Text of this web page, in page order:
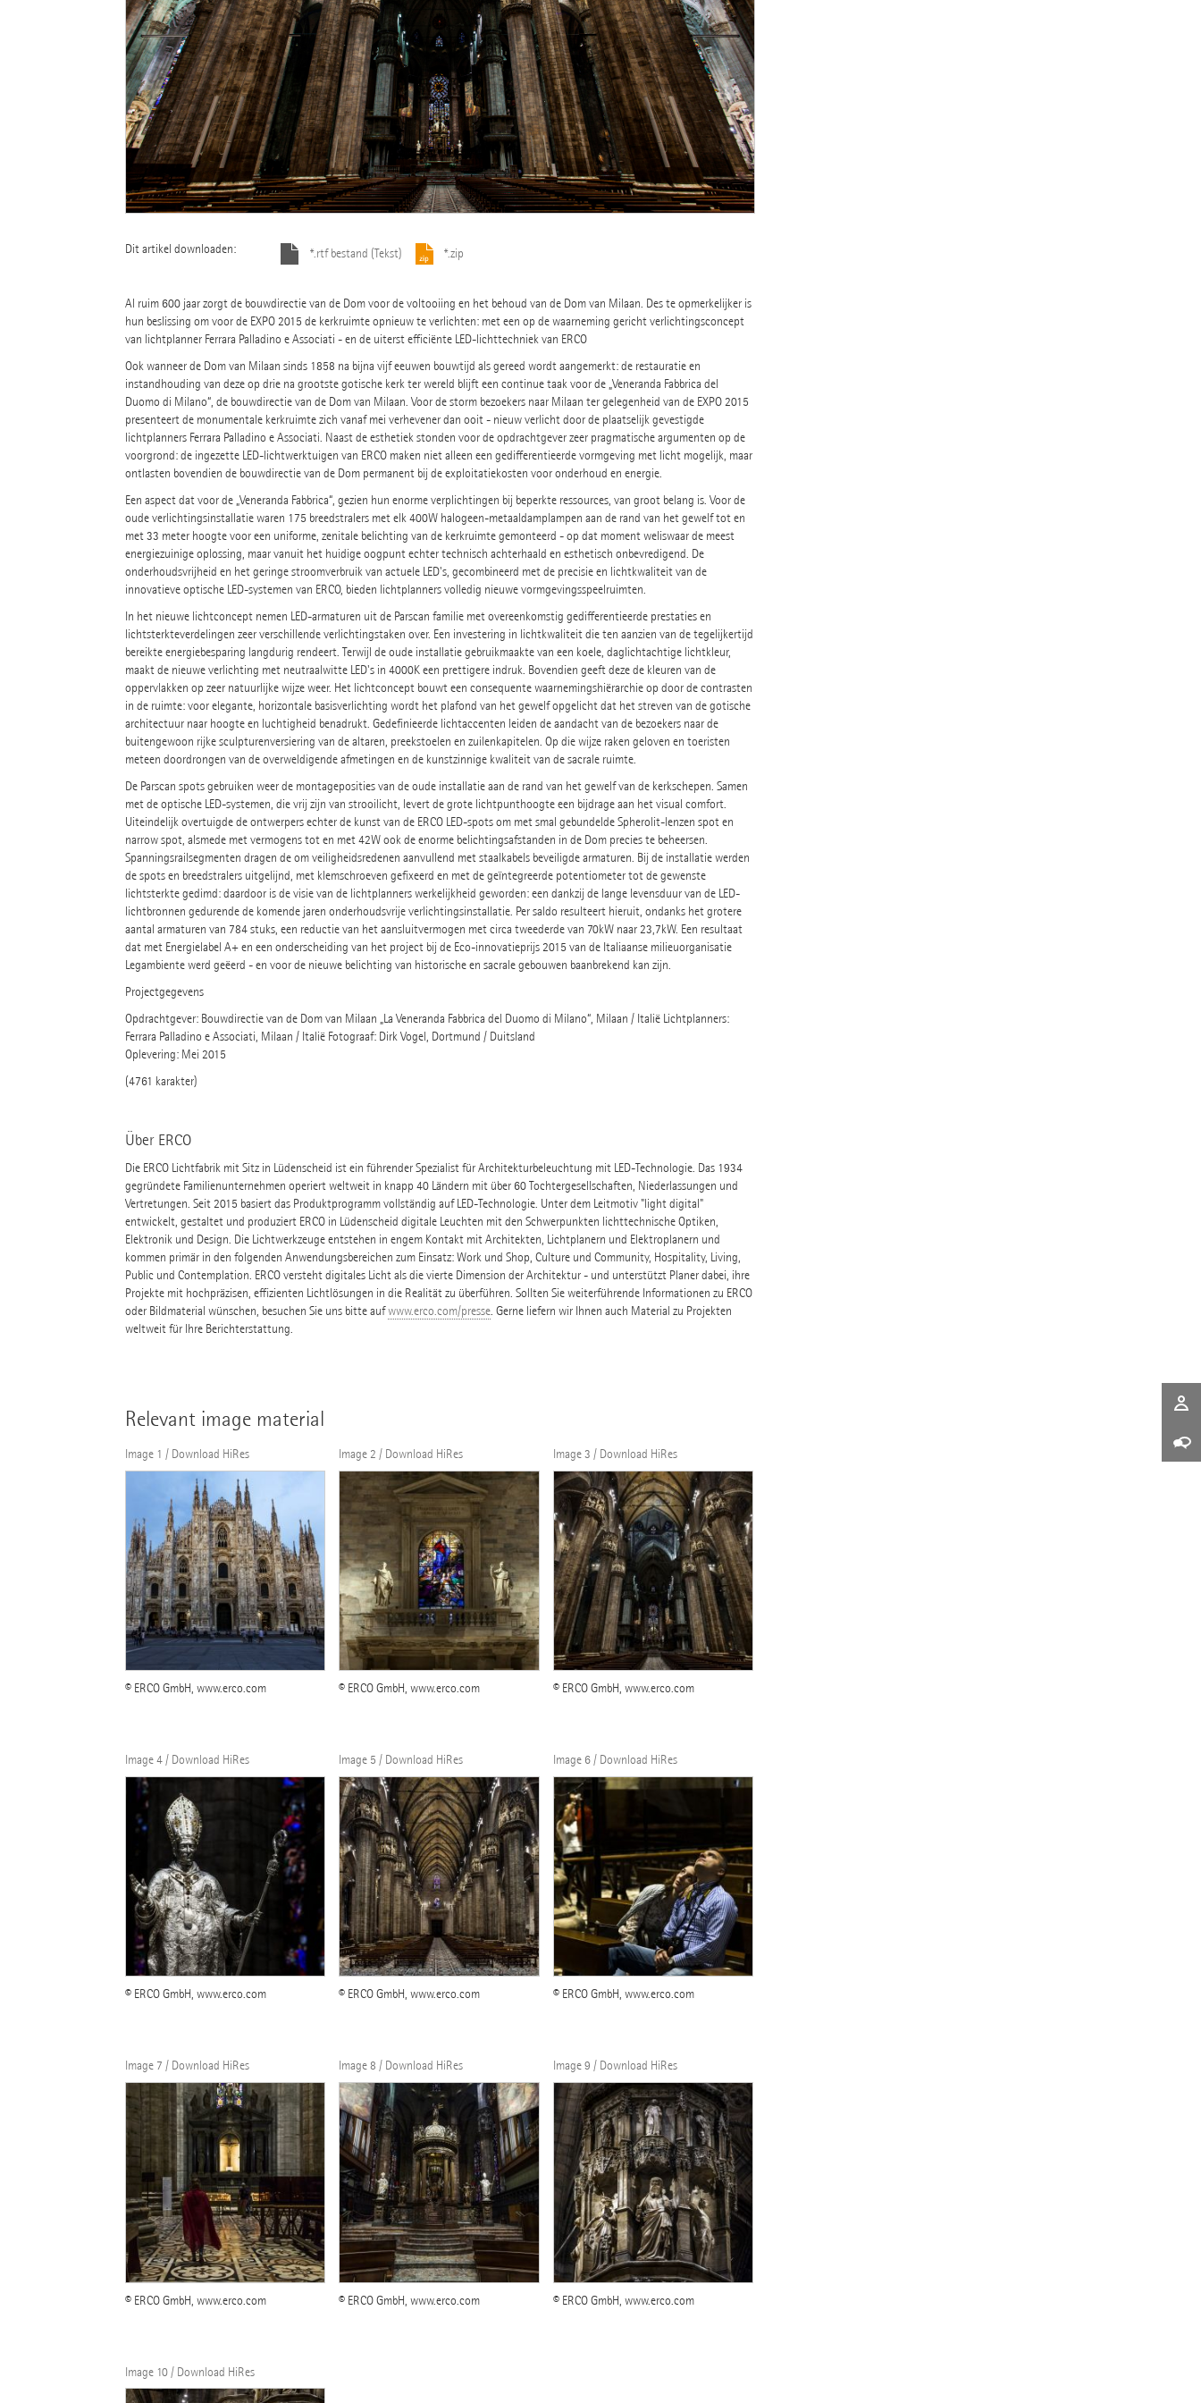
Dit artikel downloaden: *.rtf bestand (Tekst) *.zip
Al ruim 600 jaar zorgt de bouwdirectie van de Dom voor de voltooiing en het behoud van de Dom van Milaan. Des te opmerkelijker is
hun beslissing om voor de EXPO 2015 de kerkruimte opnieuw te verlichten: met een op de waarneming gericht verlichtingsconcept
van lichtplanner Ferrara Palladino e Associati - en de uiterst efficiënte LED-lichttechniek van ERCO
Ook wanneer de Dom van Milaan sinds 1858 na bijna vijf eeuwen bouwtijd als gereed wordt aangemerkt: de restauratie en
instandhouding van deze op drie na grootste gotische kerk ter wereld blijft een continue taak voor de „Veneranda Fabbrica del
Duomo di Milano“, de bouwdirectie van de Dom van Milaan. Voor de storm bezoekers naar Milaan ter gelegenheid van de EXPO 2015
presenteert de monumentale kerkruimte zich vanaf mei verhevener dan ooit - nieuw verlicht door de plaatselijk gevestigde
lichtplanners Ferrara Palladino e Associati. Naast de esthetiek stonden voor de opdrachtgever zeer pragmatische argumenten op de
voorgrond: de ingezette LED-lichtwerktuigen van ERCO maken niet alleen een gedifferentieerde vormgeving met licht mogelijk, maar
ontlasten bovendien de bouwdirectie van de Dom permanent bij de exploitatiekosten voor onderhoud en energie.
Een aspect dat voor de „Veneranda Fabbrica“, gezien hun enorme verplichtingen bij beperkte ressources, van groot belang is. Voor de
oude verlichtingsinstallatie waren 175 breedstralers met elk 400W halogeen-metaaldamplampen aan de rand van het gewelf tot en
met 33 meter hoogte voor een uniforme, zenitale belichting van de kerkruimte gemonteerd - op dat moment weliswaar de meest
energiezuinige oplossing, maar vanuit het huidige oogpunt echter technisch achterhaald en esthetisch onbevredigend. De
onderhoudsvrijheid en het geringe stroomverbruik van actuele LED's, gecombineerd met de precisie en lichtkwaliteit van de
innovatieve optische LED-systemen van ERCO, bieden lichtplanners volledig nieuwe vormgevingsspeelruimten.
In het nieuwe lichtconcept nemen LED-armaturen uit de Parscan familie met overeenkomstig gedifferentieerde prestaties en
lichtsterkteverdelingen zeer verschillende verlichtingstaken over. Een investering in lichtkwaliteit die ten aanzien van de tegelijkertijd
bereikte energiebesparing langdurig rendeert. Terwijl de oude installatie gebruikmaakte van een koele, daglichtachtige lichtkleur,
maakt de nieuwe verlichting met neutraalwitte LED's in 4000K een prettigere indruk. Bovendien geeft deze de kleuren van de
oppervlakken op zeer natuurlijke wijze weer. Het lichtconcept bouwt een consequente waarnemingshiërarchie op door de contrasten
in de ruimte: voor elegante, horizontale basisverlichting wordt het plafond van het gewelf opgelicht dat het streven van de gotische
architectuur naar hoogte en luchtigheid benadrukt. Gedefinieerde lichtaccenten leiden de aandacht van de bezoekers naar de
buitengewoon rijke sculpturenversiering van de altaren, preekstoelen en zuilenkapitelen. Op die wijze raken geloven en toeristen
meteen doordrongen van de overweldigende afmetingen en de kunstzinnige kwaliteit van de sacrale ruimte.
De Parscan spots gebruiken weer de montageposities van de oude installatie aan de rand van het gewelf van de kerkschepen. Samen
met de optische LED-systemen, die vrij zijn van strooilicht, levert de grote lichtpunthoogte een bijdrage aan het visual comfort.
Uiteindelijk overtuigde de ontwerpers echter de kunst van de ERCO LED-spots om met smal gebundelde Spherolit-lenzen spot en
narrow spot, alsmede met vermogens tot en met 42W ook de enorme belichtingsafstanden in de Dom precies te beheersen.
Spanningsrailsegmenten dragen de om veiligheidsredenen aanvullend met staalkabels beveiligde armaturen. Bij de installatie werden
de spots en breedstralers uitgelijnd, met klemschroeven gefixeerd en met de geïntegreerde potentiometer tot de gewenste
lichtsterkte gedimd: daardoor is de visie van de lichtplanners werkelijkheid geworden: een dankzij de lange levensduur van de LED-
lichtbronnen gedurende de komende jaren onderhoudsvrije verlichtingsinstallatie. Per saldo resulteert hieruit, ondanks het grotere
aantal armaturen van 784 stuks, een reductie van het aansluitvermogen met circa tweederde van 70kW naar 23,7kW. Een resultaat
dat met Energielabel A+ en een onderscheiding van het project bij de Eco-innovatieprijs 2015 van de Italiaanse milieuorganisatie
Legambiente werd geëerd - en voor de nieuwe belichting van historische en sacrale gebouwen baanbrekend kan zijn.
Projectgegevens
Opdrachtgever: Bouwdirectie van de Dom van Milaan „La Veneranda Fabbrica del Duomo di Milano“, Milaan / Italië Lichtplanners:
Ferrara Palladino e Associati, Milaan / Italië Fotograaf: Dirk Vogel, Dortmund / Duitsland
Oplevering: Mei 2015
(4761 karakter)
Über ERCO
Die ERCO Lichtfabrik mit Sitz in Lüdenscheid ist ein führender Spezialist für Architekturbeleuchtung mit LED-Technologie. Das 1934
gegründete Familienunternehmen operiert weltweit in knapp 40 Ländern mit über 60 Tochtergesellschaften, Niederlassungen und
Vertretungen. Seit 2015 basiert das Produktprogramm vollständig auf LED-Technologie. Unter dem Leitmotiv "light digital"
entwickelt, gestaltet und produziert ERCO in Lüdenscheid digitale Leuchten mit den Schwerpunkten lichttechnische Optiken,
Elektronik und Design. Die Lichtwerkzeuge entstehen in engem Kontakt mit Architekten, Lichtplanern und Elektroplanern und
kommen primär in den folgenden Anwendungsbereichen zum Einsatz: Work und Shop, Culture und Community, Hospitality, Living,
Public und Contemplation. ERCO versteht digitales Licht als die vierte Dimension der Architektur - und unterstützt Planer dabei, ihre
Projekte mit hochpräzisen, effizienten Lichtlösungen in die Realität zu überführen. Sollten Sie weiterführende Informationen zu ERCO
oder Bildmaterial wünschen, besuchen Sie uns bitte aufwww.erco.com/presse. Gerne liefern wir Ihnen auch Material zu Projekten
weltweit für Ihre Berichterstattung.
Relevant image material
Image 1 / Download HiRes
© ERCO GmbH, www.erco.com
Image 2 / Download HiRes
© ERCO GmbH, www.erco.com
Image 3 / Download HiRes
© ERCO GmbH, www.erco.com
Image 4 / Download HiRes
© ERCO GmbH, www.erco.com
Image 5 / Download HiRes
© ERCO GmbH, www.erco.com
Image 6 / Download HiRes
© ERCO GmbH, www.erco.com
Image 7 / Download HiRes
© ERCO GmbH, www.erco.com
Image 8 / Download HiRes
© ERCO GmbH, www.erco.com
Image 9 / Download HiRes
© ERCO GmbH, www.erco.com
Image 10 / Download HiRes